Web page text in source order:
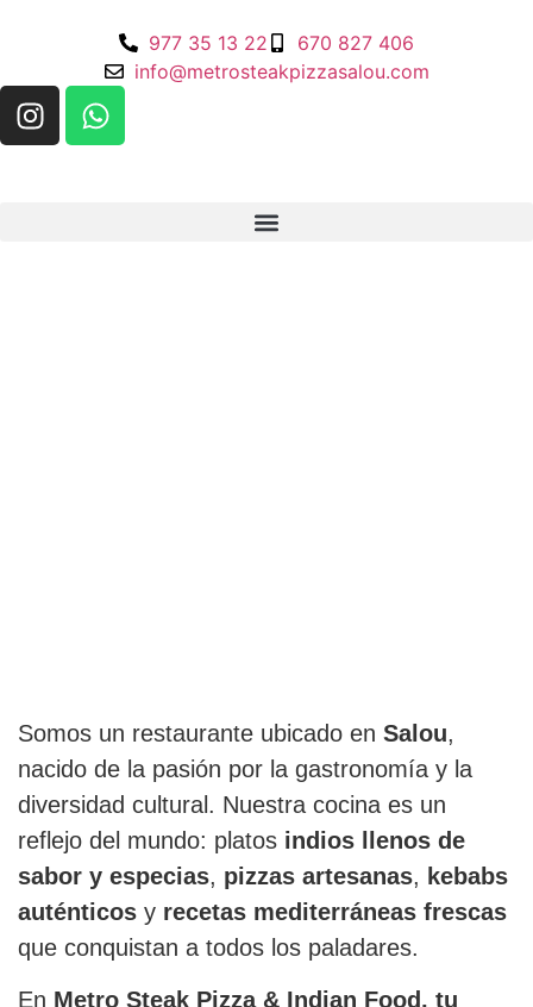
977 35 13 22
670 827 406
info@metrosteakpizzasalou.com
Somos un restaurante ubicado en Salou,
nacido de la pasión por la gastronomía y la
diversidad cultural. Nuestra cocina es un
reflejo del mundo: platos indios llenos de
sabor y especias, pizzas artesanas, kebabs
auténticos y recetas mediterráneas frescas
que conquistan a todos los paladares.
En Metro Steak Pizza & Indian Food, tu